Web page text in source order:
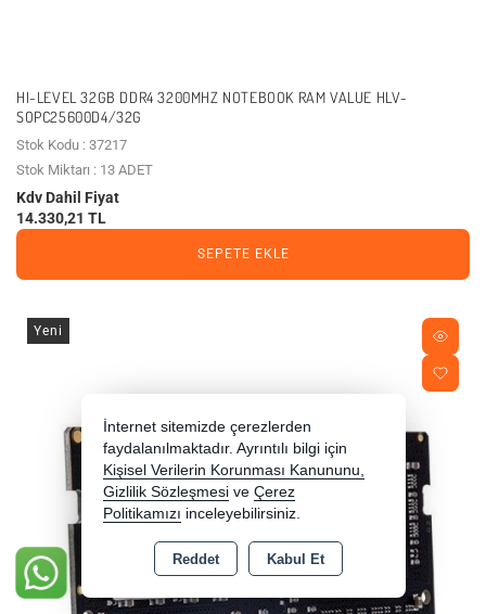
HI-LEVEL 32GB DDR4 3200MHZ NOTEBOOK RAM VALUE HLV-
SOPC25600D4/32G
Stok Kodu : 37217
Stok Miktarı : 13 ADET
Kdv Dahil Fiyat
14.330,21 TL
SEPETE EKLE
Yeni
İnternet sitemizde çerezlerden
faydalanılmaktadır. Ayrıntılı bilgi için
Kişisel Verilerin Korunması Kanununu,
Gizlilik Sözleşmesi ve Çerez
Politikamızı inceleyebilirsiniz.
Reddet Kabul Et